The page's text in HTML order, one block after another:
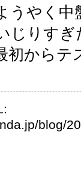
うやく
じりす
初からテ
blog/